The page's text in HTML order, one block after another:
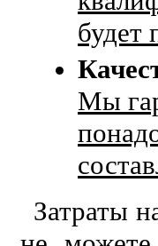
будет
Мы
Затраты